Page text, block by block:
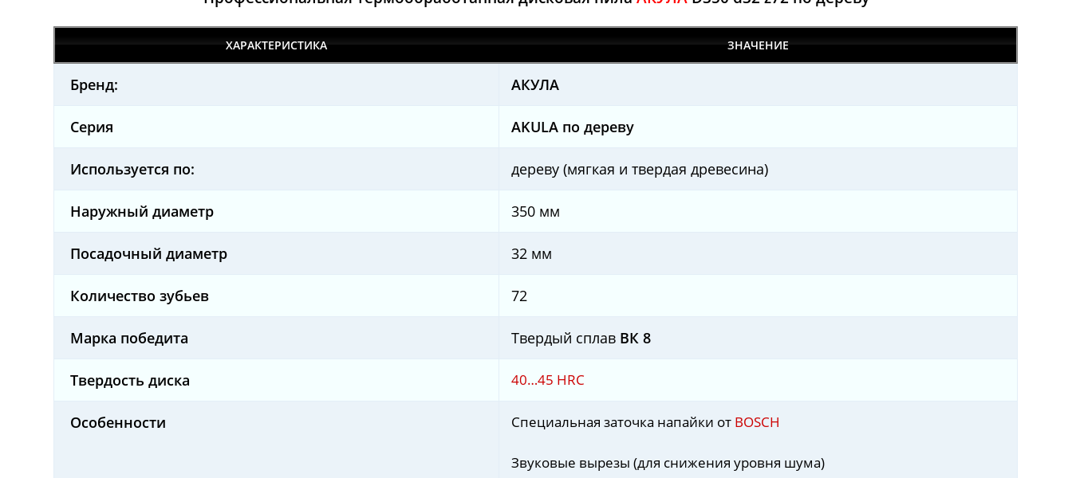
ХАРАКТЕРИСТИКА ЗНАЧЕНИЕ
Бренд: AКУЛА
Серия AKULA по дереву
Используется по: дереву (мягкая и твердая древесина)
Наружный диаметр 350 мм
Посадочный диаметр 32 мм
Количество зубьев 72
Марка победита Твердый сплав ВК 8
Твердость диска 40…45 HRС
Особенности Специальная заточка напайки от BOSCH
Звуковые вырезы (для снижения уровня шума)